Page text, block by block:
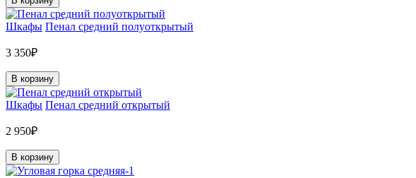
Шкафы Пенал средний полуоткрытый
3 350₽
В корзину
Шкафы Пенал средний открытый
2 950₽
В корзину